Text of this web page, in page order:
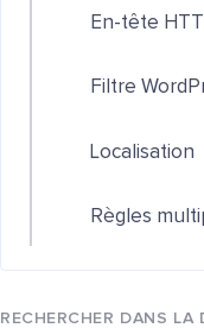
En-tête
Filtre
Localisation
Règles
RECHERCHER DANS LA